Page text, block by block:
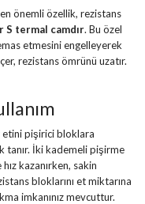
önemli özellik, rezistans
S termal camdır. Bu özel
etmesini engelleyerek
rezistans ömrünü uzatır.
etini pişirici bloklara
tanır. İki kademeli pişirme
kazanırken, sakin
bloklarını et miktarına
imkanınız mevcuttur.